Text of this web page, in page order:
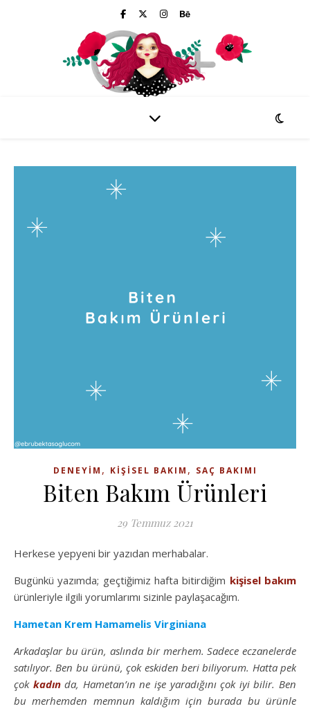
DENEYIM , KIŞISEL BAKIM , SAÇ BAKIMI
Biten Bakım Ürünleri
29 Temmuz 2021
Herkese yepyeni bir yazıdan merhabalar.
Bugünkü yazımda; geçtiğimiz hafta bitirdiğim kişisel bakım
ürünleriyle ilgili yorumlarımı sizinle paylaşacağım.
Hametan Krem Hamamelis Virginiana
Arkadaşlar bu ürün, aslında bir merhem. Sadece eczanelerde
satılıyor. Ben bu ürünü, çok eskiden beri biliyorum. Hatta pek
çok kadında, Hametan’ın ne işe yaradığını çok iyi bilir. Ben
bu merhemden memnun kaldığım için burada bu ürünle